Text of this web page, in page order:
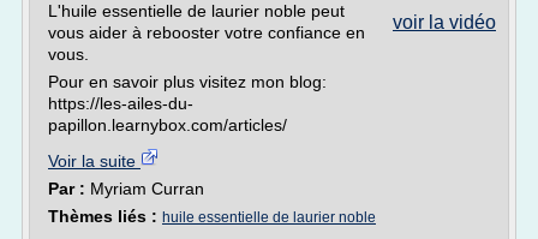
voir la vidéo
L'huile essentielle de laurier noble peut
vous aider à rebooster votre confiance en
vous.
Pour en savoir plus visitez mon blog:
https://les-ailes-du-
papillon.learnybox.com/articles/
Voir la suite
Par : Myriam Curran
Thèmes liés : huile essentielle de laurier noble